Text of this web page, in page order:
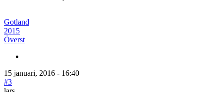
Gotland
2015
Överst
15 januari, 2016 - 16:40
#3